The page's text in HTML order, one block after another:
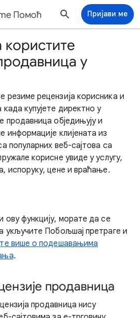
Помоћ Пријави ме
у
резиме рецензија корисника и
купујете директно у
продавница обједињују и
информације клијената из
популарних веб-сајтова са
корисне увиде у услугу,
испоруку, цене и враћање.
ову функцију, морате да се
укључите Побољшај претраге и
више о подешавањима
.
продавница
продавница нису